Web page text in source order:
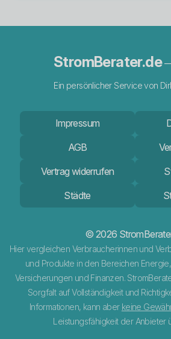
StromBerater.de
Ein persönlicher Service von
Impressum
AGB
Vertrag widerrufen
Städte
© 2026
Hier vergleichen Verbraucherinnen und
und Produkte in den Bereichen
Versicherungen und Finanzen.
Sorgfalt auf Vollständigkeit und
Informationen, kann aber keine
Leistungsfähigkeit der Anbieter